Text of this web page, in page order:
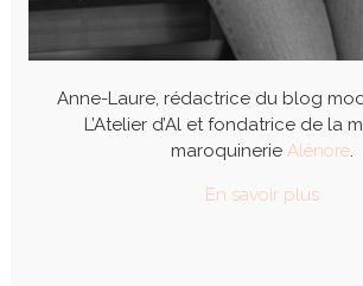
Anne-Laure, rédactrice du blog
L’Atelier d’Al et fondatrice de la
maroquinerie Alénore.
En savoir plus